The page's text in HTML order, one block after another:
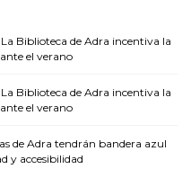
La Biblioteca de Adra incentiva la
el verano
La Biblioteca de Adra incentiva la
el verano
de Adra tendrán bandera azul
y accesibilidad